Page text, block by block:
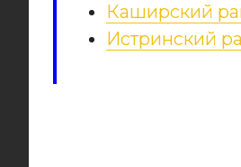
Фундамент под забор
забор незаменим, если речь
Каширский
Истринский